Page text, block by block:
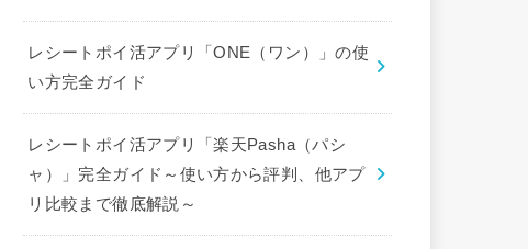
レシートポイ活アプリ「ONE（ワン）」の使
い方完全ガイド
レシートポイ活アプリ「楽天Pasha（パシ
ャ）」完全ガイド～使い方から評判、他アプ
リ比較まで徹底解説～